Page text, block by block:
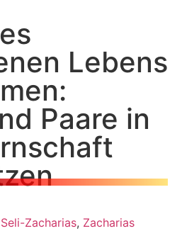
Lebens
Paare in
Zacharias, Zacharias